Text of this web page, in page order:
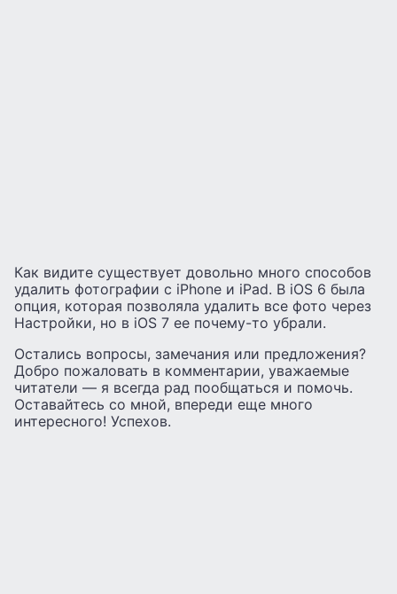
Как видите существует довольно много способов
удалить фотографии с iPhone и iPad. В iOS 6 была
опция, которая позволяла удалить все фото через
Настройки, но в iOS 7 ее почему-то убрали.
Остались вопросы, замечания или предложения?
Добро пожаловать в комментарии, уважаемые
читатели — я всегда рад пообщаться и помочь.
Оставайтесь со мной, впереди еще много
интересного! Успехов.